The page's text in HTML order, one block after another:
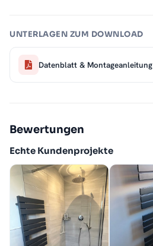
UNTERLAGEN ZUM DOWNLOAD
Datenblatt & Montageanleitung
Bewertungen
Echte Kundenprojekte